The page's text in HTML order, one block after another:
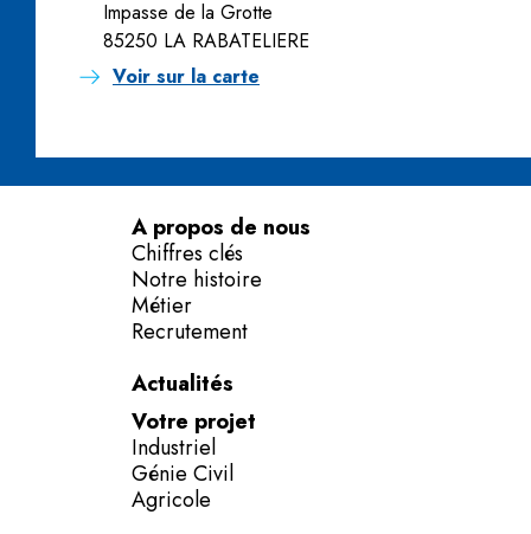
Impasse de la Grotte
85250 LA RABATELIERE
Voir sur la carte
A propos de nous
Chiffres clés
Notre histoire
Métier
Recrutement
Actualités
Votre projet
Industriel
Génie Civil
Agricole